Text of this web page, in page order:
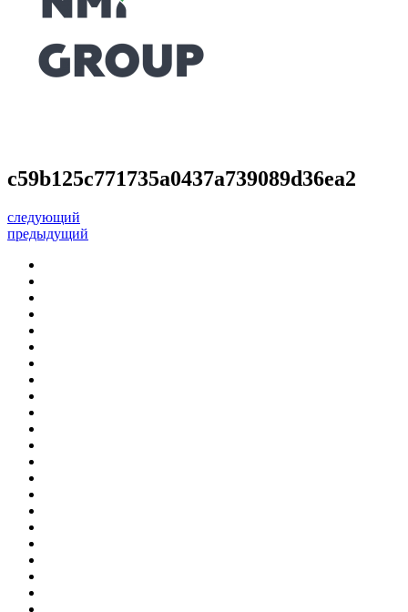
c59b125c771735a0437a739089d36ea2
следующий
предыдущий